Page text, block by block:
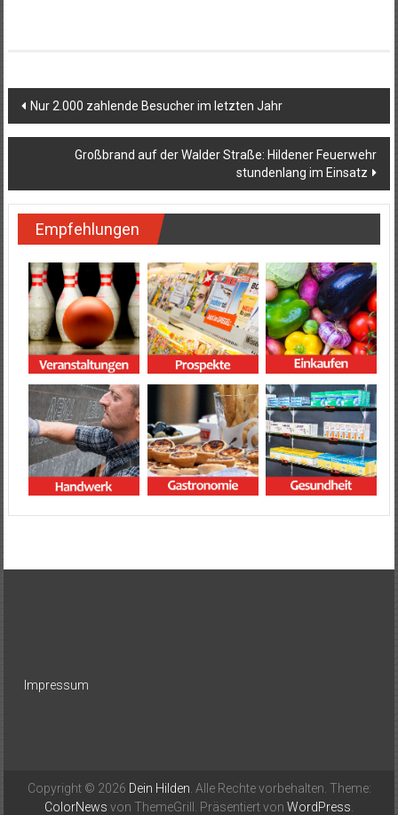
Beitragsnavigation
Nur 2.000 zahlende Besucher im letzten Jahr
Großbrand auf der Walder Straße: Hildener Feuerwehr
stundenlang im Einsatz
Empfehlungen
Impressum
Copyright © 2026 Dein Hilden . Alle Rechte vorbehalten. Theme:
ColorNews von ThemeGrill. Präsentiert von WordPress